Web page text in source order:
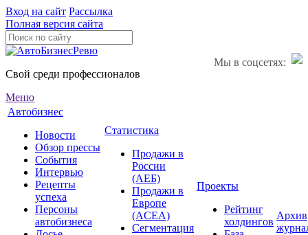
Вход на сайт Рассылка
Полная версия сайта
Мы в соцсетях:
Свой среди профессионалов
Меню
Автобизнес
Новости
Обзор прессы
События
Интервью
Рецепты
успеха
Персоны
автобизнеса
Статистика
Продажи в
России
(АЕБ)
Продажи в
Европе
(ACEA)
Сегментация
Проекты
Рейтинг
холдингов
Архив